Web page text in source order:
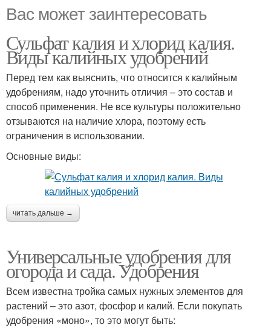
Вас может заинтересовать
Сульфат калия и хлорид калия.
Виды калийных удобрений
Перед тем как выяснить, что относится к калийным
удобрениям, надо уточнить отличия – это состав и
способ применения. Не все культуры положительно
отзываются на наличие хлора, поэтому есть
ограничения в использовании.
Основные виды:
читать дальше →
Универсальные удобрения для
огорода и сада. Удобрения
Всем известна тройка самых нужных элементов для
растений – это азот, фосфор и калий. Если покупать
удобрения «моно», то это могут быть: